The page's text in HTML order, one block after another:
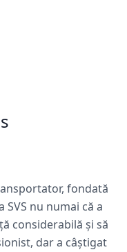
fondată
SVS nu numai că a
considerabilă și să
dar a câștigat